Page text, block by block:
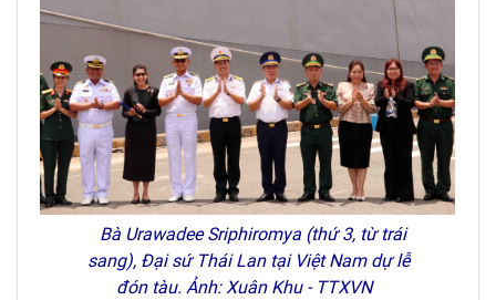
Bà Urawadee Sriphiromya (thứ 3, từ trái
sang), Đại sứ Thái Lan tại Việt Nam dự lễ
đón tàu. Ảnh: Xuân Khu - TTXVN